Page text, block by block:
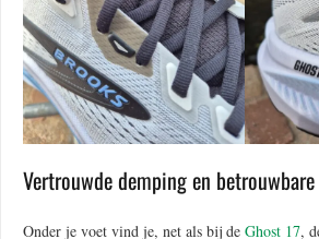
Vertrouwde demping en
Onder je voet vind je, net als bij de Ghost 17,